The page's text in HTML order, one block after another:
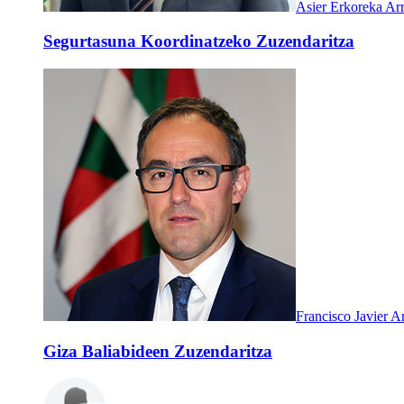
Asier Erkoreka
Segurtasuna Koordinatzeko Zuzendaritza
Francisco Javier
Giza Baliabideen Zuzendaritza